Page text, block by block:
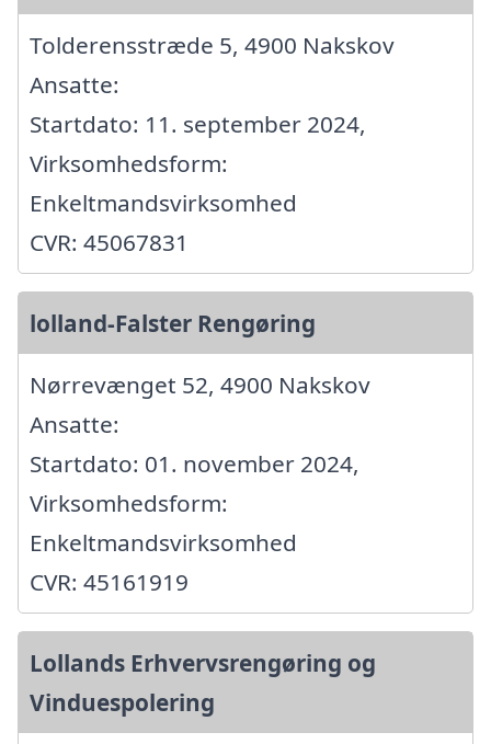
Tolderensstræde 5, 4900 Nakskov
Ansatte:
Startdato: 11. september 2024,
Virksomhedsform:
Enkeltmandsvirksomhed
CVR: 45067831
lolland-Falster Rengøring
Nørrevænget 52, 4900 Nakskov
Ansatte:
Startdato: 01. november 2024,
Virksomhedsform:
Enkeltmandsvirksomhed
CVR: 45161919
Lollands Erhvervsrengøring og
Vinduespolering